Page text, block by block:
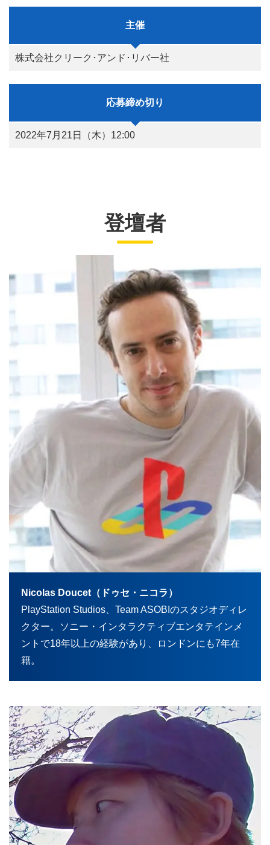
主催
株式会社クリーク･アンド･リバー社
応募締め切り
2022年7月21日（木）12:00
登壇者
Nicolas Doucet（ドゥセ・ニコラ）
PlayStation Studios、Team ASOBIのスタジオディレ
クター。ソニー・インタラクティブエンタテインメ
ントで18年以上の経験があり、ロンドンにも7年在
籍。